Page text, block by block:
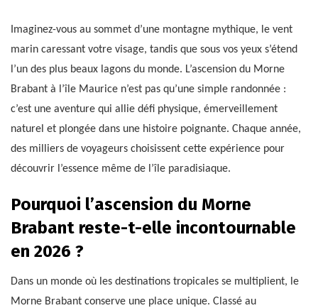
Imaginez-vous au sommet d’une montagne mythique, le vent
marin caressant votre visage, tandis que sous vos yeux s’étend
l’un des plus beaux lagons du monde. L’ascension du Morne
Brabant à l’île Maurice n’est pas qu’une simple randonnée :
c’est une aventure qui allie défi physique, émerveillement
naturel et plongée dans une histoire poignante. Chaque année,
des milliers de voyageurs choisissent cette expérience pour
découvrir l’essence même de l’île paradisiaque.
Pourquoi l’ascension du Morne
Brabant reste-t-elle incontournable
en 2026 ?
Dans un monde où les destinations tropicales se multiplient, le
Morne Brabant conserve une place unique. Classé au